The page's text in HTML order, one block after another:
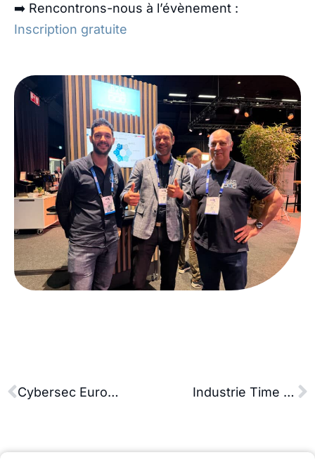
➡️ Rencontrons-nous à l’évènement :
Inscription gratuite
Cybersec Europe 2026 : B2C Engineering et Octoplant (AMDT) au rendez-vous de la cybersécurité OT Industrie Time 2026 : démonstrations OT & SCADA AVEVA à Lyon